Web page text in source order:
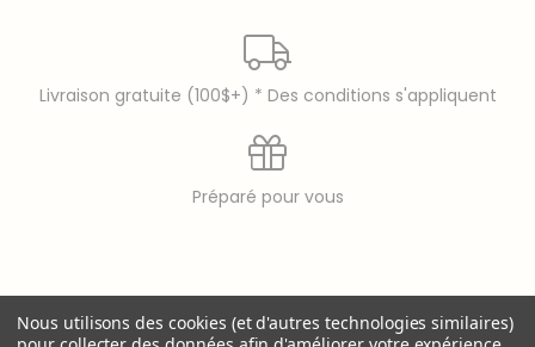
Livraison gratuite (100$+) * Des conditions s'appliquent
Préparé pour vous
Laura Secord is a registered trademark of 9397-8914
Nous utilisons des cookies (et d'autres technologies similaires)